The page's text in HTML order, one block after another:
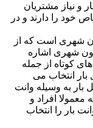
و نیاز مشتریان
خود را دارند و در
شهری است که از
شهری اشاره
کوتاه از جمله
انتخاب می
بار به وسیله وانت
افراد و
بار را انتخاب